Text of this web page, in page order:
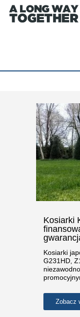
Kosiarki
Kosiarki
G231HD,
Zobacz